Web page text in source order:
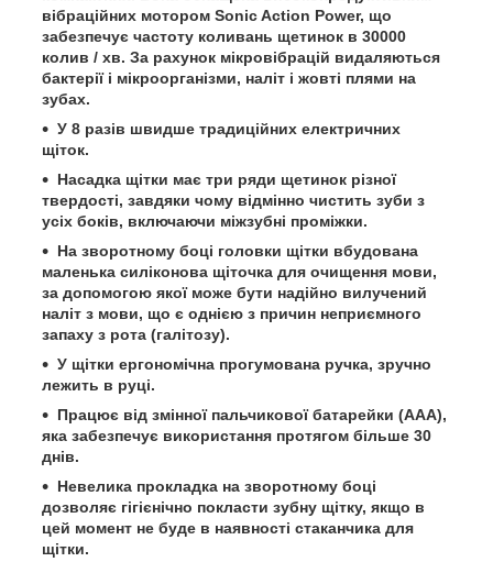
вібраційних мотором Sonic Action Power, що
забезпечує частоту коливань щетинок в 30000
колив / хв. За рахунок мікровібрацій видаляються
бактерії і мікроорганізми, наліт і жовті плями на
зубах.
У 8 разів швидше традиційних електричних
щіток.
Насадка щітки має три ряди щетинок різної
твердості, завдяки чому відмінно чистить зуби з
усіх боків, включаючи міжзубні проміжки.
На зворотному боці головки щітки вбудована
маленька силіконова щіточка для очищення мови,
за допомогою якої може бути надійно вилучений
наліт з мови, що є однією з причин неприємного
запаху з рота (галітозу).
У щітки ергономічна прогумована ручка, зручно
лежить в руці.
Працює від змінної пальчикової батарейки (AAA),
яка забезпечує використання протягом більше 30
днів.
Невелика прокладка на зворотному боці
дозволяє гігієнічно покласти зубну щітку, якщо в
цей момент не буде в наявності стаканчика для
щітки.